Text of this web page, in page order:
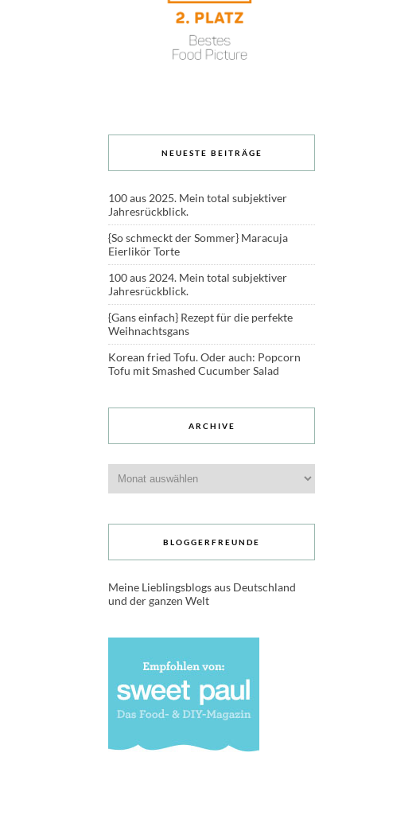
NEUESTE BEITRÄGE
100 aus 2025. Mein total subjektiver
Jahresrückblick.
{So schmeckt der Sommer} Maracuja
Eierlikör Torte
100 aus 2024. Mein total subjektiver
Jahresrückblick.
{Gans einfach} Rezept für die perfekte
Weihnachtsgans
Korean fried Tofu. Oder auch: Popcorn
Tofu mit Smashed Cucumber Salad
ARCHIVE
BLOGGERFREUNDE
Meine Lieblingsblogs aus Deutschland
und der ganzen Welt